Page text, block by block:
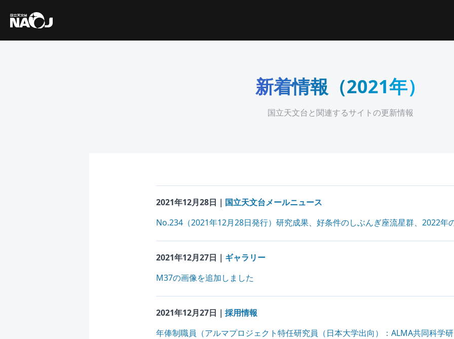
新着情報（2021年）
国立天文台と関連するサイトの更新情報
2021年12月28日｜ 国立天文台メールニュース
No.234（2021年12月28日発行）研究成果、好条件のしぶんぎ座流星群、2022年
2021年12月27日｜ ギャラリー
M37の画像を追加しました
2021年12月27日｜ 採用情報
年俸制職員（アルマプロジェクト特任研究員（日本大学出向）：ALMA共同科学